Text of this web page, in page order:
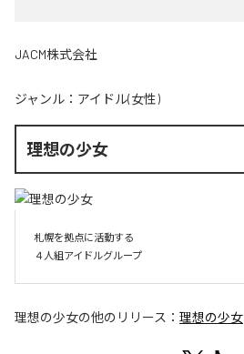
JACM株式会社
ジャンル： アイドル(女性)
理想の少女
札幌を拠点に活動する
４人組アイドルグループ
理想の少女の他のリリース： 理想の少女